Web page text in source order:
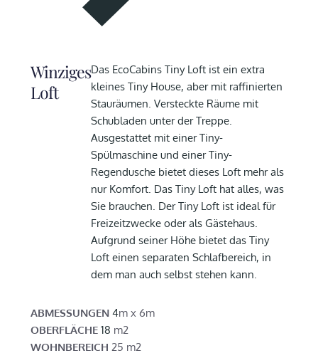
Winziges
Loft
Das EcoCabins Tiny Loft ist ein extra
kleines Tiny House, aber mit raffinierten
Stauräumen. Versteckte Räume mit
Schubladen unter der Treppe.
Ausgestattet mit einer Tiny-
Spülmaschine und einer Tiny-
Regendusche bietet dieses Loft mehr als
nur Komfort. Das Tiny Loft hat alles, was
Sie brauchen. Der Tiny Loft ist ideal für
Freizeitzwecke oder als Gästehaus.
Aufgrund seiner Höhe bietet das Tiny
Loft einen separaten Schlafbereich, in
dem man auch selbst stehen kann.
ABMESSUNGEN 4m x 6m
OBERFLÄCHE 18 m2
WOHNBEREICH 25 m2